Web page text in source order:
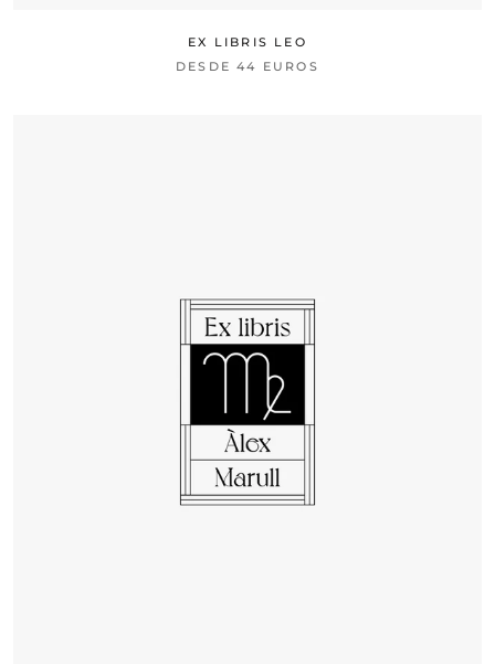
EX LIBRIS LEO
DESDE44 EUROS